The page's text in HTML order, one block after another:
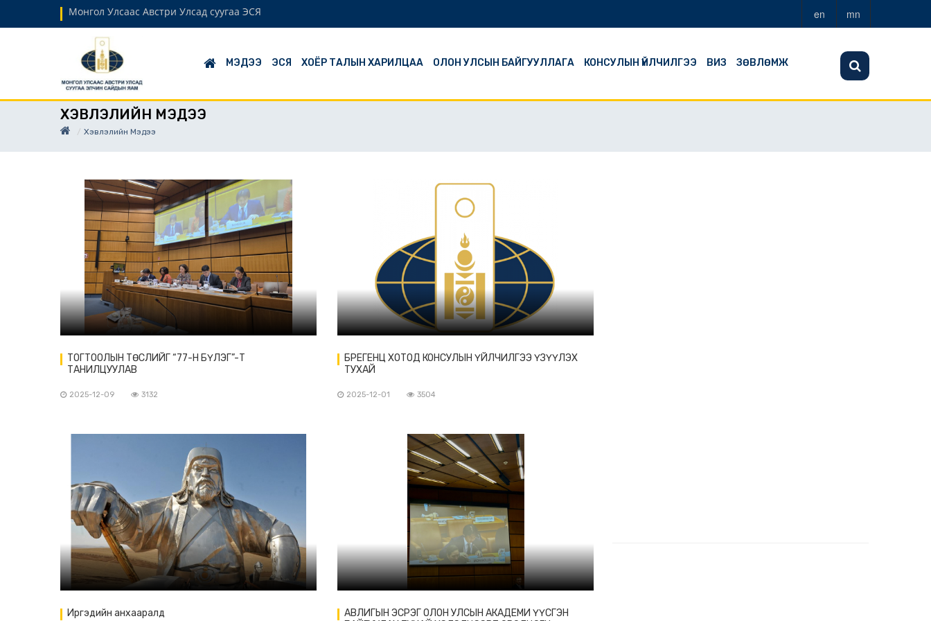
Монгол Улсаас Австри Улсад суугаа ЭСЯ en mn
МЭДЭЭ ЭСЯ ХОЁР ТАЛЫН ХАРИЛЦАА ОЛОН УЛСЫН БАЙГУУЛЛАГА КОНСУЛЫН ҮЙЛЧИЛГЭЭ ВИЗ ЗӨВЛӨМЖ
ХЭВЛЭЛИЙН МЭДЭЭ
Хэвлэлийн Мэдээ
ТОГТООЛЫН ТӨСЛИЙГ “77-Н БҮЛЭГ”-Т
ТАНИЛЦУУЛАВ
2025-12-09 3132
БРЕГЕНЦ ХОТОД КОНСУЛЫН ҮЙЛЧИЛГЭЭ ҮЗҮҮЛЭХ
ТУХАЙ
2025-12-01 3504
Иргэдийн анхааралд
АВЛИГЫН ЭСРЭГ ОЛОН УЛСЫН АКАДЕМИ ҮҮСГЭН